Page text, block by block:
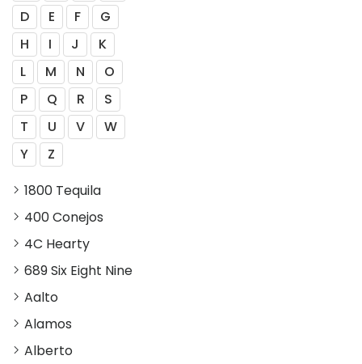
D
E F
G
H
I J
K
L
M N
O
P
Q R
S
T
U V
W
Y
Z
1800 Tequila
400 Conejos
4C Hearty
689 Six Eight Nine
Aalto
Alamos
Alberto